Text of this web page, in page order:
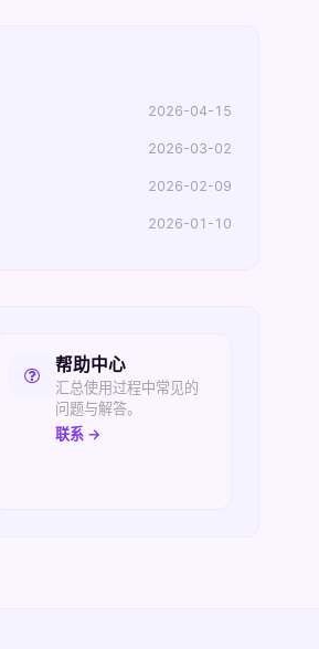
2026-04-15
2026-03-02
2026-02-09
2026-01-10
帮助中心
汇总使用过程中常见的
问题与解答。
联系 →